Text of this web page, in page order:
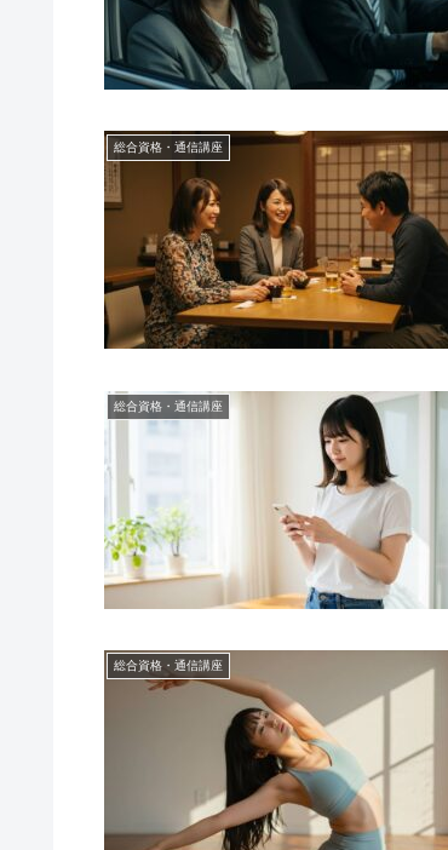
総合資格・通信講座
総合資格・通信講座
総合資格・通信講座